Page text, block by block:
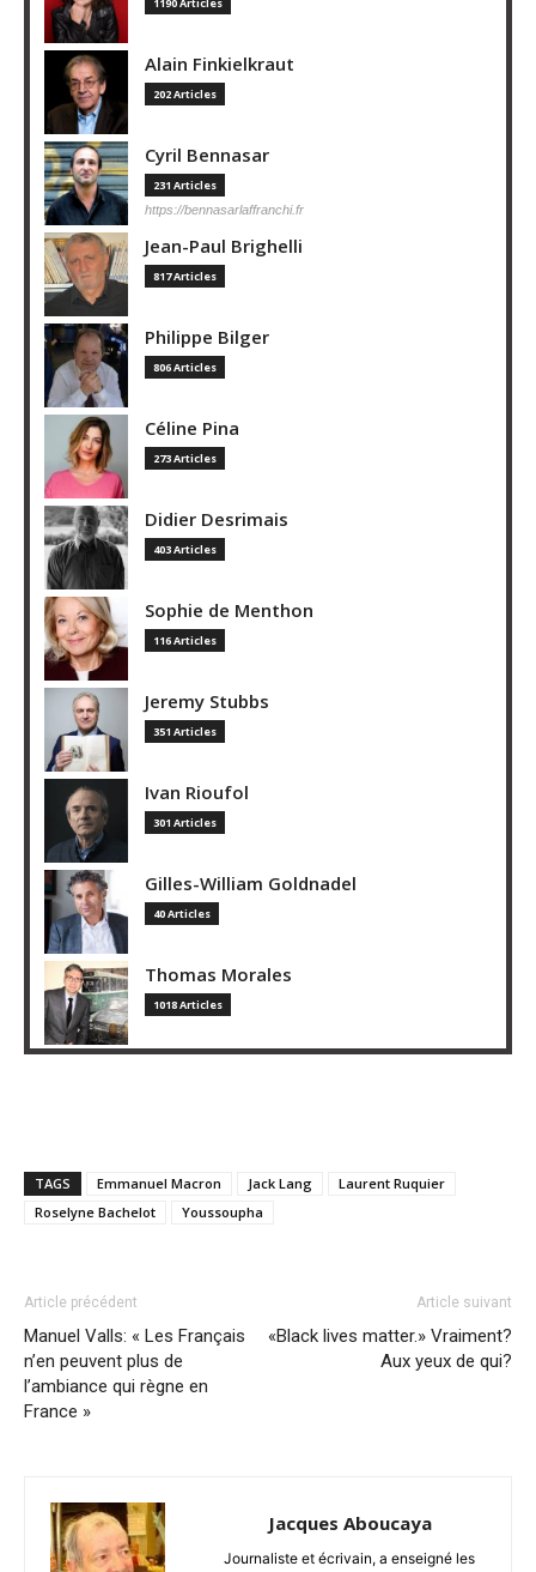
Alain Finkielkraut
202 Articles
Cyril Bennasar
231 Articles
https://bennasarlaffranchi.fr
Jean-Paul Brighelli
817 Articles
Philippe Bilger
806 Articles
Céline Pina
273 Articles
Didier Desrimais
403 Articles
Sophie de Menthon
116 Articles
Jeremy Stubbs
351 Articles
Ivan Rioufol
301 Articles
Gilles-William Goldnadel
40 Articles
Thomas Morales
1018 Articles
TAGS Emmanuel Macron Jack Lang
Laurent Ruquier
Roselyne Bachelot
Youssoupha
Article précédent
Manuel Valls: « Les Français
n’en peuvent plus de
l’ambiance qui règne en
France »
Article suivant
«Black lives matter.» Vraiment?
Aux yeux de qui?
Jacques Aboucaya
Journaliste et écrivain, a enseigné les